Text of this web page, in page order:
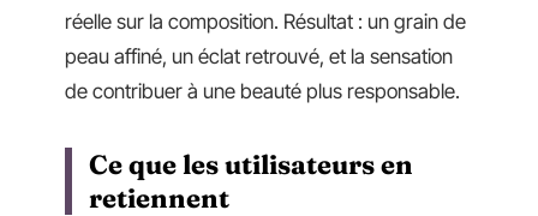
réelle sur la composition. Résultat : un grain de
peau affiné, un éclat retrouvé, et la sensation
de contribuer à une beauté plus responsable.
Ce que les utilisateurs en
retiennent